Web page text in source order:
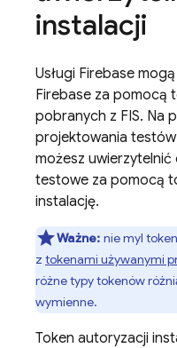
instalacji
Usługi Firebase
Firebase za pomocą
pobranych z FIS. Na
projektowania
możesz
testowe za pomocą
instalację.
Ważne: nie myl
z tokenami używanymi
różne typy tokenów
wymienne.
Token autoryzacji